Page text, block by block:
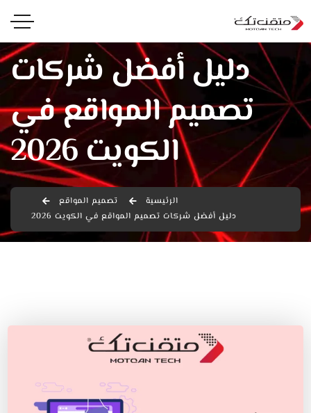
دليل أفضل شركات
تصميم المواقع في
الكويت 2026
الرئيسية
تصميم المواقع
دليل أفضل شركات تصميم المواقع في الكويت 2026